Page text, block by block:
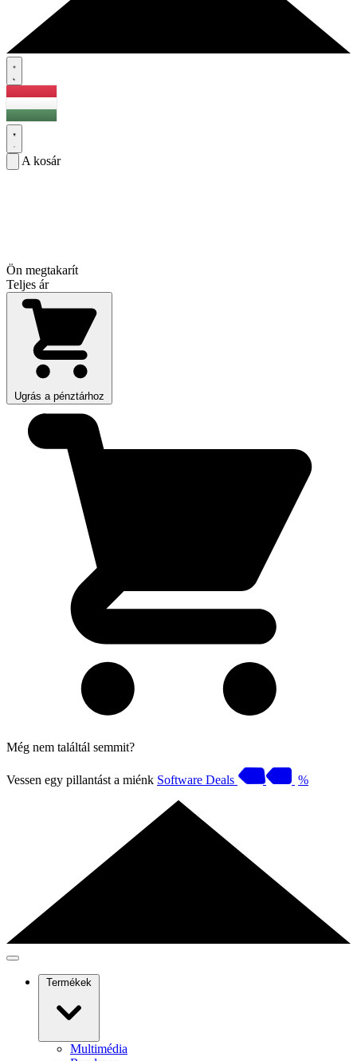
A kosár
Ön megtakarít
Teljes ár
Ugrás a pénztárhoz
Még nem találtál semmit?
Vessen egy pillantást a miénk Software Deals %
Termékek
Multimédia